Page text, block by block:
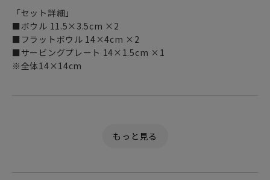
「セット詳細」
■ボウル 11.5×3.5cm ×2
■フラットボウル 14×4cm ×2
■サービングプレート 14×1.5cm ×1
※全体14×14cm